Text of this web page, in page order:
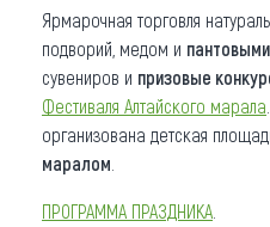
Ярмарочная торговля
подворий, медом и
сувениров и призовые
Фестиваля Алтайского марала
организована детская
маралом
ПРОГРАММА ПРАЗДНИКА